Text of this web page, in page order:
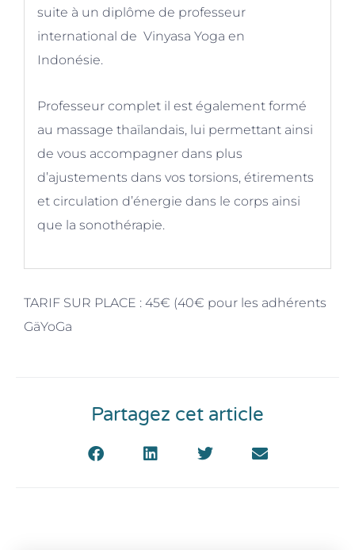
suite à un diplôme de professeur
international de Vinyasa Yoga en
Indonésie.
Professeur complet il est également formé
au massage thaïlandais, lui permettant ainsi
de vous accompagner dans plus
d’ajustements dans vos torsions, étirements
et circulation d’énergie dans le corps ainsi
que la sonothérapie.
TARIF SUR PLACE : 45€ (40€ pour les adhérents
GäYoGa
Partagez cet article